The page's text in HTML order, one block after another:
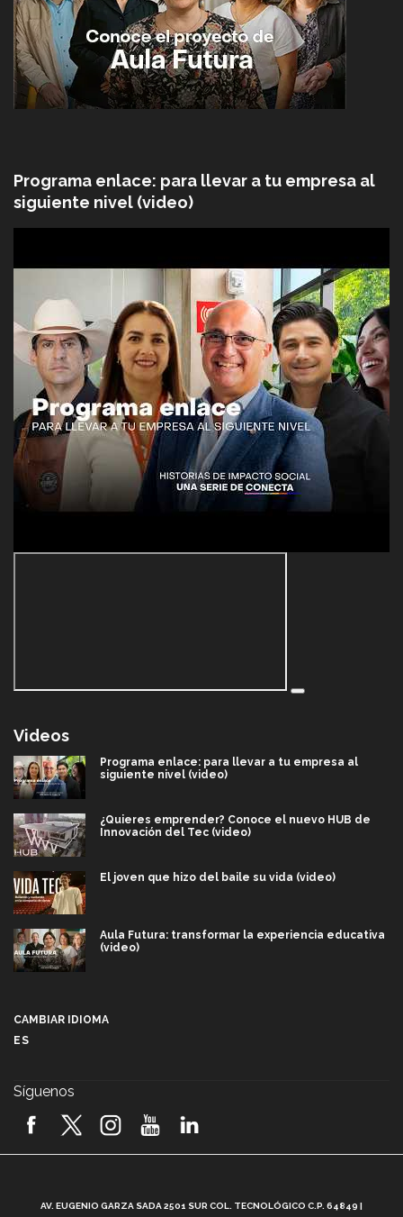
Programa enlace: para llevar a tu empresa al
siguiente nivel (video)
Videos
Programa enlace: para llevar a tu empresa al
siguiente nivel (video)
¿Quieres emprender? Conoce el nuevo HUB de
Innovación del Tec (video)
El joven que hizo del baile su vida (video)
Aula Futura: transformar la experiencia educativa
(video)
2026! (video)
CAMBIAR IDIOMA
ES
Síguenos
AV. EUGENIO GARZA SADA 2501 SUR COL. TECNOLÓGICO C.P. 64849 |